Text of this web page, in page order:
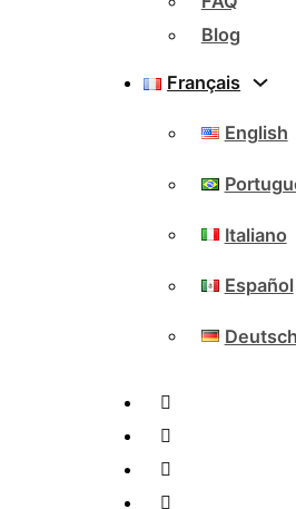
Blog
Français
English
Italiano
Español